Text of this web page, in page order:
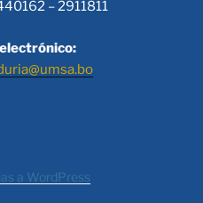
– 2911811
a WordPress